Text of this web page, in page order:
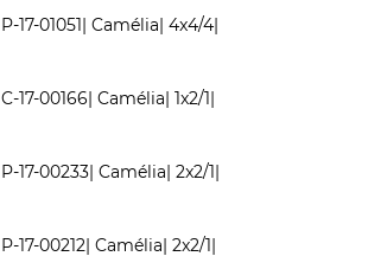
P-17-01051| Camélia| 4x4/4|
C-17-00166| Camélia| 1x2/1|
P-17-00233| Camélia| 2x2/1|
P-17-00212| Camélia| 2x2/1|